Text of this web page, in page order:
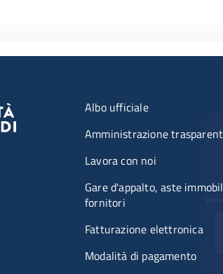
Menu
Albo ufficiale
Amministrazione
Lavora con noi
Gare d'appalto, aste
fornitori
Fatturazione elettronica
Modalità di pagamento